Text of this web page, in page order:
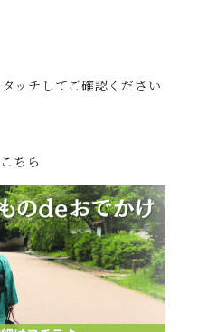
ッチしてご確認ください
ちら